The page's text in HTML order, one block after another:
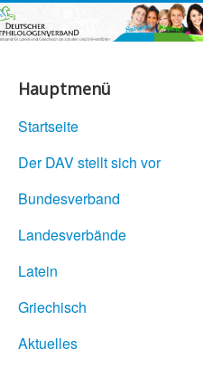
Hauptmenü
Startseite
Der DAV stellt sich vor
Bundesverband
Landesverbände
Latein
Griechisch
Aktuelles